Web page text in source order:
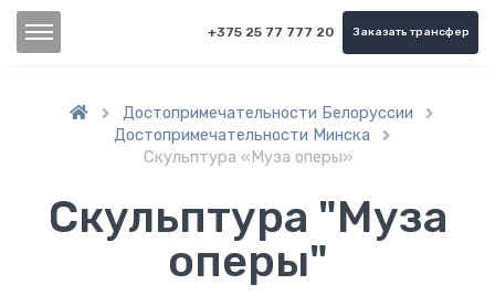
+375 25 77 777 20 Заказать трансфер
 Достопримечательности Белоруссии 
Достопримечательности Минска 
Скульптура «Муза оперы»
Скульптура "Муза
оперы"